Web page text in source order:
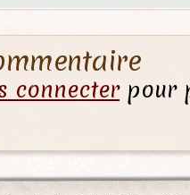
connecterpour